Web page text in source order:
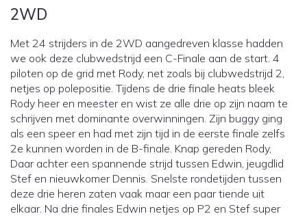
2WD
Met 24 strijders in de 2WD aangedreven klasse hadden
we ook deze clubwedstrijd een C-Finale aan de start. 4
piloten op de grid met Rody, net zoals bij clubwedstrijd 2,
netjes op polepositie. Tijdens de drie finale heats bleek
Rody heer en meester en wist ze alle drie op zijn naam te
schrijven met dominante overwinningen. Zijn buggy ging
als een speer en had met zijn tijd in de eerste finale zelfs
2e kunnen worden in de B-finale. Knap gereden Rody,
Daar achter een spannende strijd tussen Edwin, jeugdlid
Stef en nieuwkomer Dennis. Snelste rondetijden tussen
deze drie heren zaten vaak maar een paar tiende uit
elkaar. Na drie finales Edwin netjes op P2 en Stef super